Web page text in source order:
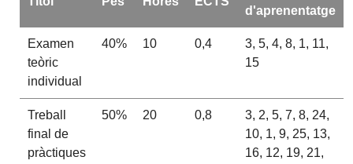
d'aprenentatge
Examen
teòric
individual
40% 10 0,4
3, 5, 4, 8, 1, 11,
15
Treball
final de
pràctiques
50% 20 0,8
3, 2, 5, 7, 8, 24,
10, 1, 9, 25, 13,
16, 12, 19, 21,